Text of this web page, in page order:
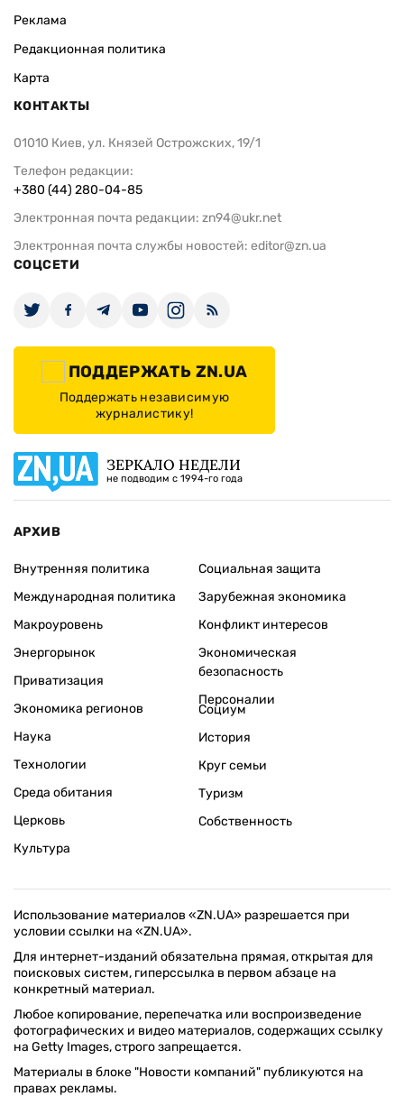
Реклама
Редакционная политика
Карта
КОНТАКТЫ
01010 Киев, ул. Князей Острожских, 19/1
Телефон редакции:
+380 (44) 280-04-85
Электронная почта редакции: zn94@ukr.net
Электронная почта службы новостей: editor@zn.ua
СОЦСЕТИ
ПОДДЕРЖАТЬ ZN.UA
Поддержать независимую
журналистику!
ЗЕРКАЛО НЕДЕЛИ
не подводим с 1994-го года
АРХИВ
Внутренняя политика
Международная политика
Макроуровень
Энергорынок
Приватизация
Экономика регионов
Социальная защита
Зарубежная экономика
Конфликт интересов
Экономическая
безопасность
Персоналии
Наука
Технологии
Среда обитания
Церковь
Культура
Социум
История
Круг семьи
Туризм
Собственность
Использование материалов «ZN.UA» разрешается при
условии ссылки на «ZN.UA».
Для интернет-изданий обязательна прямая, открытая для
поисковых систем, гиперссылка в первом абзаце на
конкретный материал.
Любое копирование, перепечатка или воспроизведение
фотографических и видео материалов, содержащих ссылку
на Getty Images, строго запрещается.
Материалы в блоке "Новости компаний" публикуются на
правах рекламы.